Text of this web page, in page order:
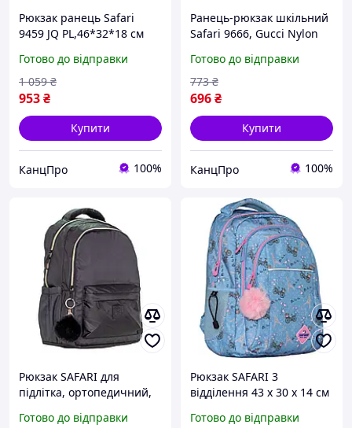
Рюкзак ранець Safari
9459 JQ PL,46*32*18 см
Готово до відправки
953₴
1 059 ₴
Купити
КанцПро 100%
Ранець-рюкзак шкільний
Safari 9666, Gucci Nylon
Готово до відправки
696₴
773 ₴
Купити
КанцПро 100%
Рюкзак SAFARI для
підлітка, ортопедичний,
(25-301M-3)
Готово до відправки
Рюкзак SAFARI 3
відділення 43 x 30 x 14 см
Блакитний арт. 24-181L-1
Готово до відправки